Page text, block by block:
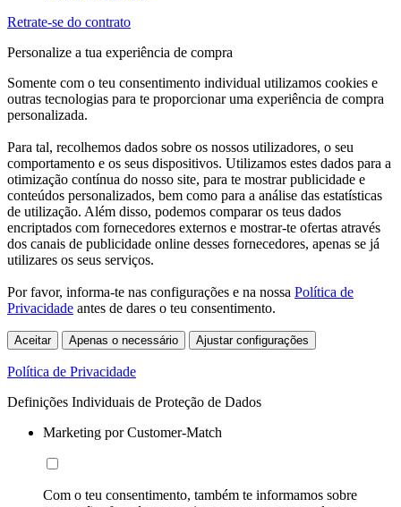
Retrate-se do contrato
Personalize a tua experiência de compra
Somente com o teu consentimento individual utilizamos cookies e
outras tecnologias para te proporcionar uma experiência de compra
personalizada.
Para tal, recolhemos dados sobre os nossos utilizadores, o seu
comportamento e os seus dispositivos. Utilizamos estes dados para a
otimização contínua do nosso site, para te mostrar publicidade e
conteúdos personalizados, bem como para a análise das estatísticas
de utilização. Além disso, podemos comparar os teus dados
encriptados com fornecedores externos e mostrar-te ofertas através
dos canais de publicidade online desses fornecedores, apenas se já
utilizares os seus serviços.
Por favor, informa-te nas configurações e na nossa Política de
Privacidade antes de dares o teu consentimento.
Aceitar Apenas o necessário Ajustar configurações
Política de Privacidade
Definições Individuais de Proteção de Dados
Marketing por Customer-Match
Com o teu consentimento, também te informamos sobre